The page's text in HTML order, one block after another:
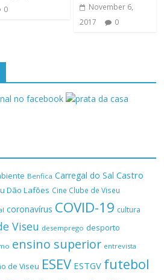
0
November 6,
2017
0
Benfica Carregal do Sal Castro
Dão Lafões Cine Clube de Viseu
coronavírus COVID-19 cultura
Viseu desemprego desporto
ensino superior entrevista
de Viseu ESEV ESTGV futebol